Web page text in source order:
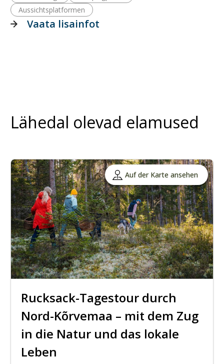
Aussichtsplatformen
Vaata lisainfot
Lähedal olevad elamused
Auf der Karte ansehen
Rucksack-Tagestour durch
Nord-Kõrvemaa – mit dem Zug
in die Natur und das lokale
Leben